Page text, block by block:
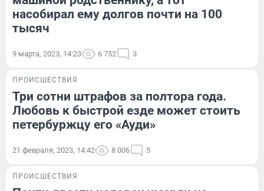
насобирал ему долгов почти на 100
тысяч
9 марта, 2023, 14:23 6 752 3
ПРОИСШЕСТВИЯ
Три сотни штрафов за полтора года.
Любовь к быстрой езде может стоить
петербуржцу его «Ауди»
21 февраля, 2023, 14:42 8 006 5
ПРОИСШЕСТВИЯ